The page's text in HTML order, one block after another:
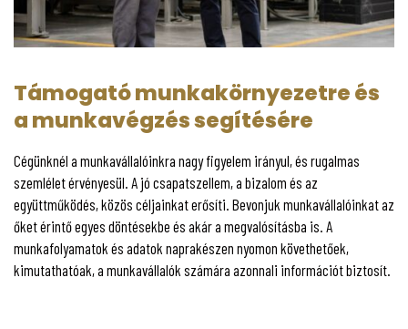
Támogató munkakörnyezetre és
a munkavégzés segítésére
Cégünknél a munkavállalóinkra nagy figyelem irányul, és rugalmas
szemlélet érvényesül. A jó csapatszellem, a bizalom és az
együttműködés, közös céljainkat erősíti. Bevonjuk munkavállalóinkat az
őket érintő egyes döntésekbe és akár a megvalósításba is. A
munkafolyamatok és adatok naprakészen nyomon követhetőek,
kimutathatóak, a munkavállalók számára azonnali információt biztosít.